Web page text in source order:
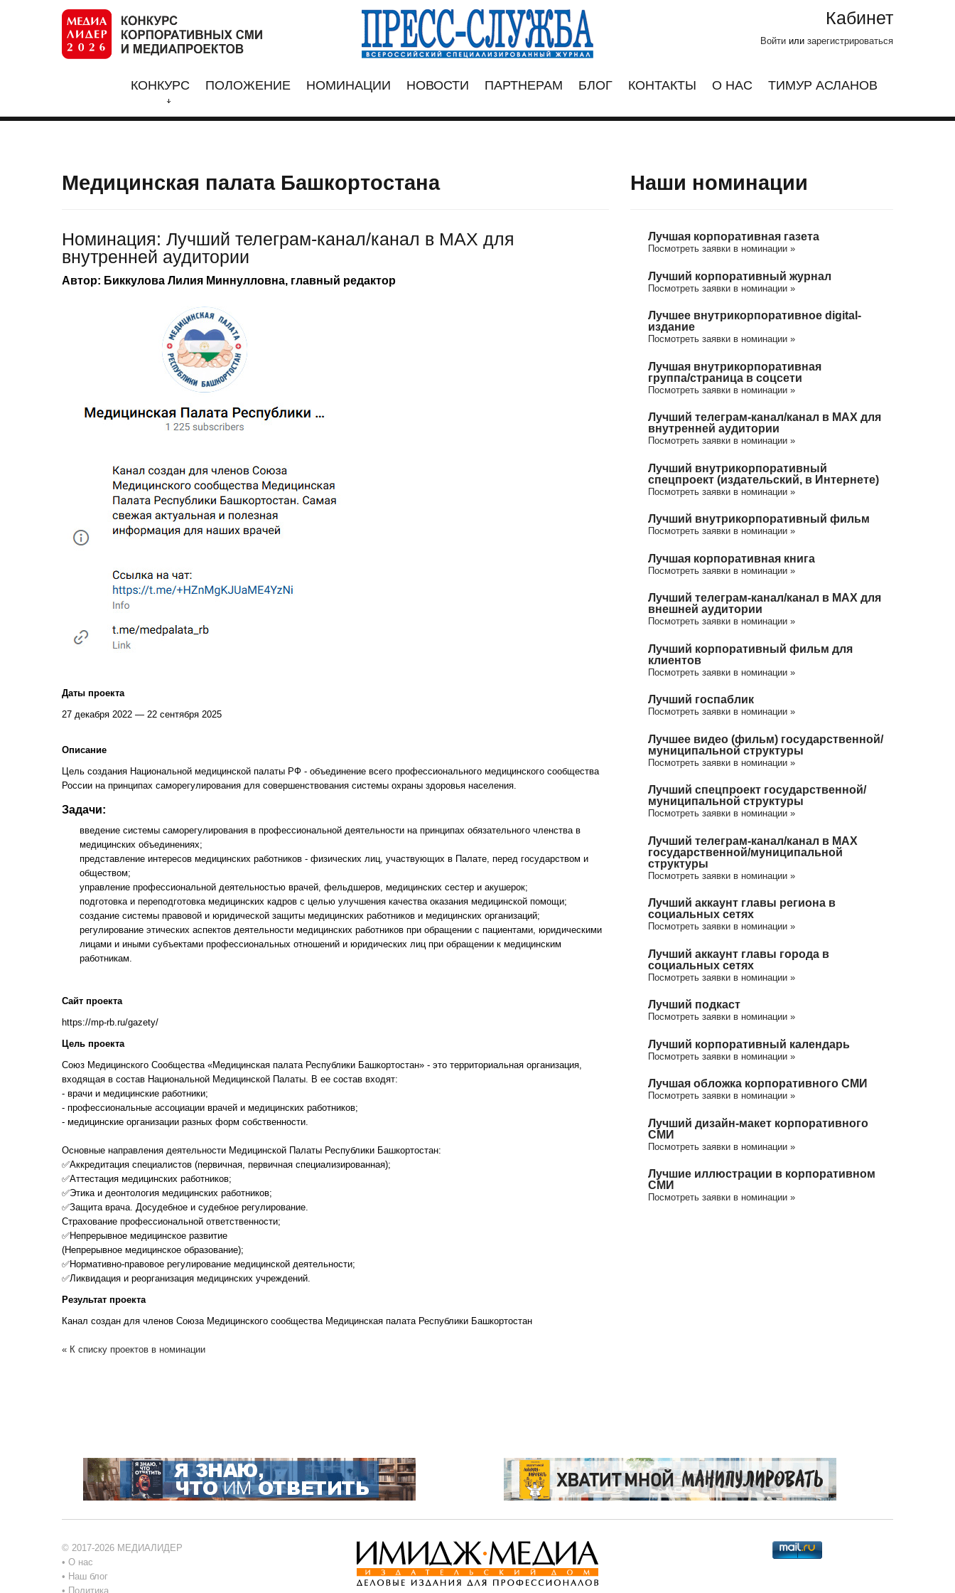
Кабинет
Войти или зарегистрироваться
КОНКУРС ПОЛОЖЕНИЕ НОМИНАЦИИ НОВОСТИ ПАРТНЕРАМ БЛОГ КОНТАКТЫ О НАС ТИМУР АСЛАНОВ
Медицинская палата Башкортостана
Номинация: Лучший телеграм-канал/канал в МАХ для
внутренней аудитории
Автор: Биккулова Лилия Миннулловна, главный редактор
Даты проекта
27 декабря 2022 — 22 сентября 2025
Описание
Цель создания Национальной медицинской палаты РФ - объединение всего профессионального медицинского сообщества
России на принципах саморегулирования для совершенствования системы охраны здоровья населения.
Задачи:
введение системы саморегулирования в профессиональной деятельности на принципах обязательного членства в
медицинских объединениях;
представление интересов медицинских работников - физических лиц, участвующих в Палате, перед государством и
обществом;
управление профессиональной деятельностью врачей, фельдшеров, медицинских сестер и акушерок;
подготовка и переподготовка медицинских кадров с целью улучшения качества оказания медицинской помощи;
создание системы правовой и юридической защиты медицинских работников и медицинских организаций;
регулирование этических аспектов деятельности медицинских работников при обращении с пациентами, юридическими
лицами и иными субъектами профессиональных отношений и юридических лиц при обращении к медицинским
работникам.
Сайт проекта
https://mp-rb.ru/gazety/
Цель проекта
Союз Медицинского Сообщества «Медицинская палата Республики Башкортостан» - это территориальная организация,
входящая в состав Национальной Медицинской Палаты. В ее состав входят:
- врачи и медицинские работники;
- профессиональные ассоциации врачей и медицинских работников;
- медицинские организации разных форм собственности.
Основные направления деятельности Медицинской Палаты Республики Башкортостан:
✅Аккредитация специалистов (первичная, первичная cпециализированная);
✅Аттестация медицинских работников;
✅Этика и деонтология медицинских работников;
✅Защита врача. Досудебное и судебное регулирование.
Страхование профессиональной ответственности;
✅Непрерывное медицинское развитие
(Непрерывное медицинское образование);
✅Нормативно-правовое регулирование медицинской деятельности;
✅Ликвидация и реорганизация медицинских учреждений.
Результат проекта
Канал создан для членов Союза Медицинского сообщества Медицинская палата Республики Башкортостан
« К списку проектов в номинации
Наши номинации
Лучшая корпоративная газета
Посмотреть заявки в номинации »
Лучший корпоративный журнал
Посмотреть заявки в номинации »
Лучшее внутрикорпоративное digital-
издание
Посмотреть заявки в номинации »
Лучшая внутрикорпоративная
группа/cтраница в соцсети
Посмотреть заявки в номинации »
Лучший телеграм-канал/канал в МАХ для
внутренней аудитории
Посмотреть заявки в номинации »
Лучший внутрикорпоративный
спецпроект (издательский, в Интернете)
Посмотреть заявки в номинации »
Лучший внутрикорпоративный фильм
Посмотреть заявки в номинации »
Лучшая корпоративная книга
Посмотреть заявки в номинации »
Лучший телеграм-канал/канал в МАХ для
внешней аудитории
Посмотреть заявки в номинации »
Лучший корпоративный фильм для
клиентов
Посмотреть заявки в номинации »
Лучший госпаблик
Посмотреть заявки в номинации »
Лучшее видео (фильм) государственной/
муниципальной структуры
Посмотреть заявки в номинации »
Лучший спецпроект государственной/
муниципальной структуры
Посмотреть заявки в номинации »
Лучший телеграм-канал/канал в МАХ
государственной/муниципальной
структуры
Посмотреть заявки в номинации »
Лучший аккаунт главы региона в
социальных сетях
Посмотреть заявки в номинации »
Лучший аккаунт главы города в
социальных сетях
Посмотреть заявки в номинации »
Лучший подкаст
Посмотреть заявки в номинации »
Лучший корпоративный календарь
Посмотреть заявки в номинации »
Лучшая обложка корпоративного СМИ
Посмотреть заявки в номинации »
Лучший дизайн-макет корпоративного
СМИ
Посмотреть заявки в номинации »
Лучшие иллюстрации в корпоративном
СМИ
Посмотреть заявки в номинации »
© 2017-2026 МЕДИАЛИДЕР
• О нас
• Наш блог
• Политика